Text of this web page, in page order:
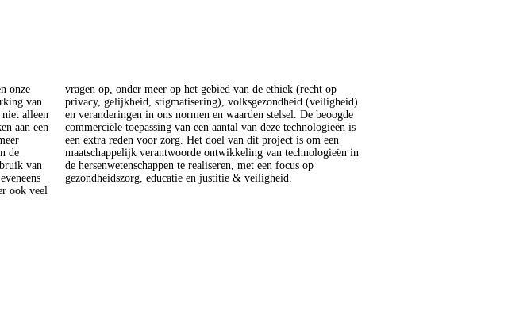
onze
van
alleen
aan een
de
van
ook veel
op
beoogde
is
een
in
op
gezondheidszorg, educatie en justitie & veiligheid.